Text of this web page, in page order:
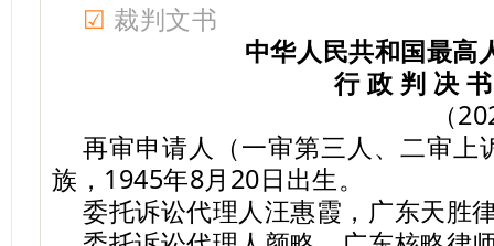
☑ 裁判文书
中华人民共和国最高
行 政 判 决 书
（
再审申请人（一审第三人、二审上
族，1945年8月20日出生。
委托诉讼代理人汪惠霞，广东天胜